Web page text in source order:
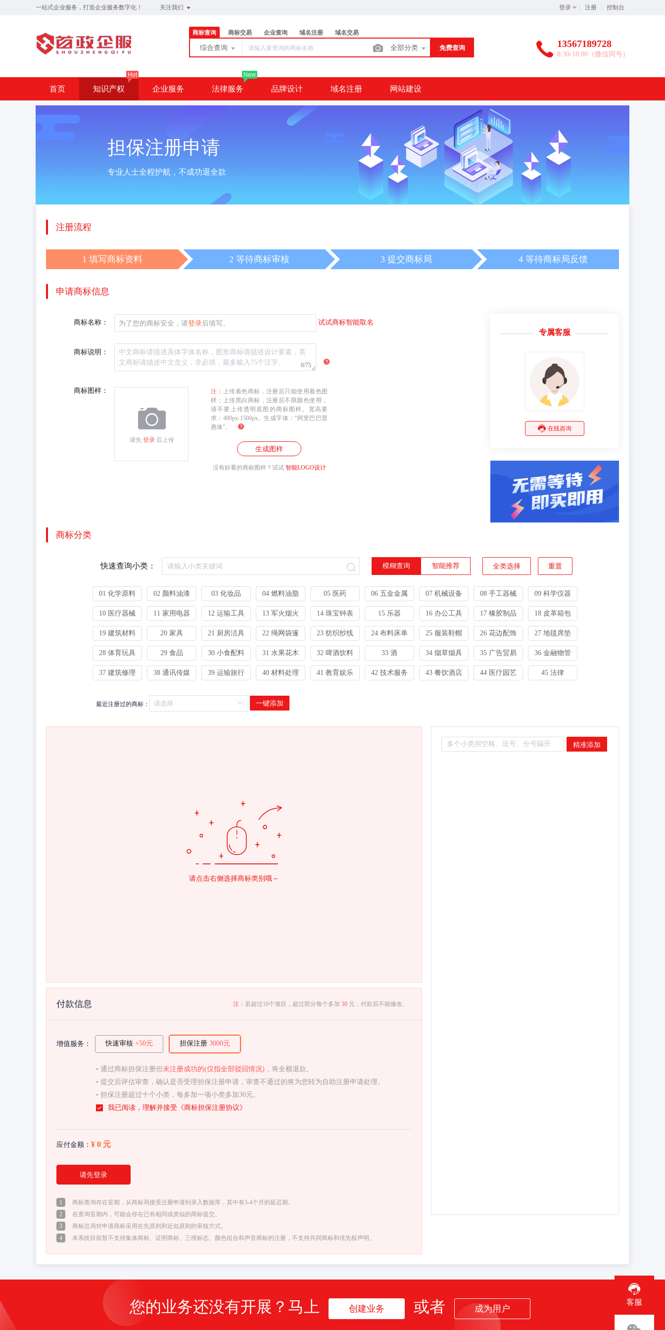
一站式企业服务，打造企业服务数字化！ 关注我们 登录 注册 控制台
商标查询 商标交易 企业查询 域名注册 域名交易
综合查询 全部分类 免费查询 13567189728
8:30-18:00（微信同号）
首页 知识产权
Hot
企业服务 法律服务
New
品牌设计 域名注册 网站建设
担保注册申请
专业人士全程护航，不成功退全款
注册流程
1 填写商标资料 2 等待商标审核 3 提交商标局 4 等待商标局反馈
申请商标信息
商标名称： 为了您的商标安全，请登录后填写。 试试商标智能取名
商标说明：
0/75
商标图样：
请先 登录 后上传
注：
上传着色商标，注册后只能使用着色图
样；上传黑白商标，注册后不限颜色使用，
请不要上传透明底图的商标图样。宽高要
求：400px-1500px。生成字体：“阿里巴巴普
惠体”。
生成图样
没有好看的商标图样？试试 智能LOGO设计
专属客服
在线咨询
商标分类
快速查询小类： 模糊查询 智能推荐 全类选择 重置
01 化学原料 02 颜料油漆 03 化妆品 04 燃料油脂 05 医药 06 五金金属 07 机械设备 08 手工器械 09 科学仪器
10 医疗器械 11 家用电器 12 运输工具 13 军火烟火 14 珠宝钟表 15 乐器 16 办公工具 17 橡胶制品 18 皮革箱包
19 建筑材料 20 家具 21 厨房洁具 22 绳网袋篷 23 纺织纱线 24 布料床单 25 服装鞋帽 26 花边配饰 27 地毯席垫
28 体育玩具 29 食品 30 小食配料 31 水果花木 32 啤酒饮料 33 酒 34 烟草烟具 35 广告贸易 36 金融物管
37 建筑修理 38 通讯传媒 39 运输旅行 40 材料处理 41 教育娱乐 42 技术服务 43 餐饮酒店 44 医疗园艺 45 法律
最近注册过的商标： 一键添加
请点击右侧选择商标类别哦～
付款信息 注： 若超过10个项目，超过部分每个多加 30元，付款后不能修改。
增值服务： 快速审核 +50元 担保注册 3000元
• 通过商标担保注册但未注册成功的(仅指全部驳回情况) ，将全额退款。
• 提交后评估审查，确认是否受理担保注册申请，审查不通过的将为您转为自助注册申请处理。
• 担保注册超过十个小类，每多加一项小类多加30元。
我已阅读，理解并接受《商标担保注册协议》
应付金额： ¥ 0 元
请先登录
1
商标查询存在盲期，从商标局接受注册申请到录入数据库，其中有3-4个月的延迟期。
2
在查询盲期内，可能会存在已有相同或类似的商标提交。
3
商标总局对申请商标采用在先原则和近似原则的审核方式。
4
本系统目前暂不支持集体商标、证明商标、三维标志、颜色组合和声音商标的注册，不支持共同商标和优先权声明。
精准添加
您的业务还没有开展？马上 创建业务 或者 成为用户
客服